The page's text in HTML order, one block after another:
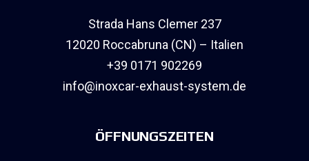
Strada Hans Clemer 237
12020 Roccabruna (CN) – Italien
+39 0171 902269
info@inoxcar-exhaust-system.de
ÖFFNUNGSZEITEN